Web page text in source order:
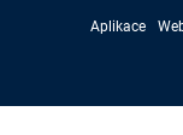
Aplikace